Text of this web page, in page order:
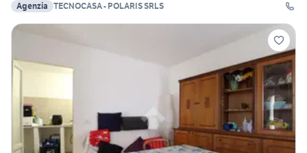
Agenzia TECNOCASA - POLARIS SRLS